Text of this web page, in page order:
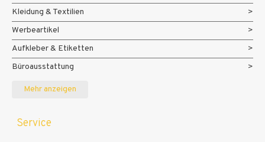
Kleidung & Textilien
Werbeartikel
Aufkleber & Etiketten
Büroausstattung
Messe- und Eventmaterialien
Mehr anzeigen
Service